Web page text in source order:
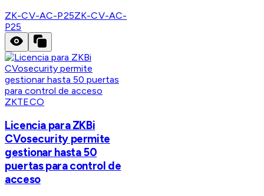
ZK-CV-AC-P25ZK-CV-AC-
P25
ZKTECO
Licencia para ZKBi
CVosecurity permite
gestionar hasta 50
puertas para control de
acceso